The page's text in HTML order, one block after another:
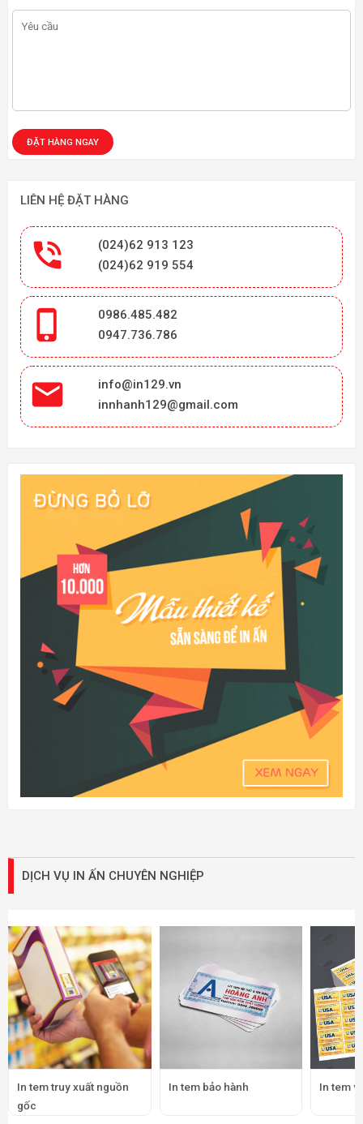
LIÊN HỆ ĐẶT HÀNG

(024)62 913 123
(024)62 919 554

0986.485.482
0947.736.786

info@in129.vn
innhanh129@gmail.com
DỊCH VỤ IN ẤN CHUYÊN NGHIỆP
In tem truy xuất nguồn
gốc
In tem bảo hành In tem